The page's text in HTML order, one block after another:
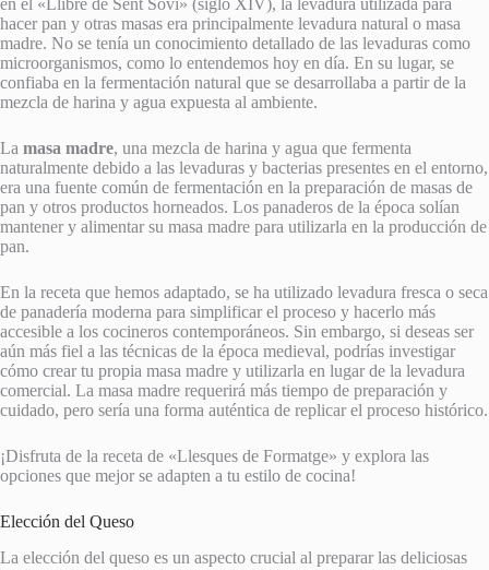
en el «Llibre de Sent Soví» (siglo XIV), la levadura utilizada para
hacer pan y otras masas era principalmente levadura natural o masa
madre. No se tenía un conocimiento detallado de las levaduras como
microorganismos, como lo entendemos hoy en día. En su lugar, se
confiaba en la fermentación natural que se desarrollaba a partir de la
mezcla de harina y agua expuesta al ambiente.
La masa madre, una mezcla de harina y agua que fermenta
naturalmente debido a las levaduras y bacterias presentes en el entorno,
era una fuente común de fermentación en la preparación de masas de
pan y otros productos horneados. Los panaderos de la época solían
mantener y alimentar su masa madre para utilizarla en la producción de
pan.
En la receta que hemos adaptado, se ha utilizado levadura fresca o seca
de panadería moderna para simplificar el proceso y hacerlo más
accesible a los cocineros contemporáneos. Sin embargo, si deseas ser
aún más fiel a las técnicas de la época medieval, podrías investigar
cómo crear tu propia masa madre y utilizarla en lugar de la levadura
comercial. La masa madre requerirá más tiempo de preparación y
cuidado, pero sería una forma auténtica de replicar el proceso histórico.
¡Disfruta de la receta de «Llesques de Formatge» y explora las
opciones que mejor se adapten a tu estilo de cocina!
Elección del Queso
La elección del queso es un aspecto crucial al preparar las deliciosas